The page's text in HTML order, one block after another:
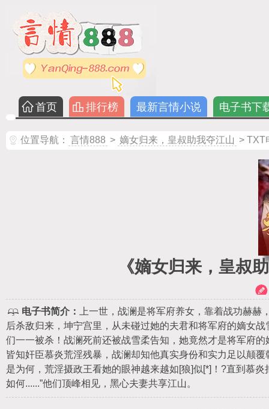
首页 排行榜 最新言情小说 电子书下
位置导航： 言情888 > 嫡女归来，皇叔助我夺江山 > TXT
《嫡女归来，皇叔
电子书简介：
上一世，战澜是将军府养女，靠着战功赫
后杀敌归来，坤宁宫里，从未碰过她的夫君和将军府的嫡女
们一一被杀！战澜死前还被战雪柔告知，她竟然才是将军府
皆知奸臣慕炎荒淫残暴，战澜却知他真实身份和实力足以颠
是为何，荒淫摄政王看她的眼神越来越如[狼]似[*]！?直到慕
如何......”他们顶峰相见，黑心夫妻共享江山。